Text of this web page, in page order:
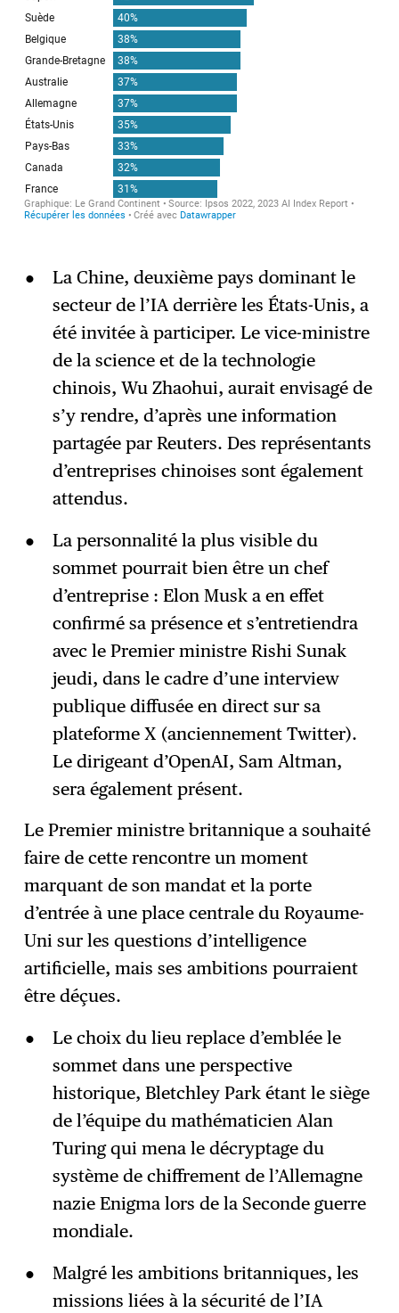
La Chine, deuxième pays dominant le
secteur de l’IA derrière les États-Unis, a
été invitée à participer. Le vice-ministre
de la science et de la technologie
chinois, Wu Zhaohui, aurait envisagé de
s’y rendre, d’après une information
partagée par Reuters. Des représentants
d’entreprises chinoises sont également
attendus.
La personnalité la plus visible du
sommet pourrait bien être un chef
d’entreprise : Elon Musk a en effet
confirmé sa présence et s’entretiendra
avec le Premier ministre Rishi Sunak
jeudi, dans le cadre d’une interview
publique diffusée en direct sur sa
plateforme X (anciennement Twitter).
Le dirigeant d’OpenAI, Sam Altman,
sera également présent.
Le Premier ministre britannique a souhaité
faire de cette rencontre un moment
marquant de son mandat et la porte
d’entrée à une place centrale du Royaume-
Uni sur les questions d’intelligence
artificielle, mais ses ambitions pourraient
être déçues.
Le choix du lieu replace d’emblée le
sommet dans une perspective
historique, Bletchley Park étant le siège
de l’équipe du mathématicien Alan
Turing qui mena le décryptage du
système de chiffrement de l’Allemagne
nazie Enigma lors de la Seconde guerre
mondiale.
Malgré les ambitions britanniques, les
missions liées à la sécurité de l’IA